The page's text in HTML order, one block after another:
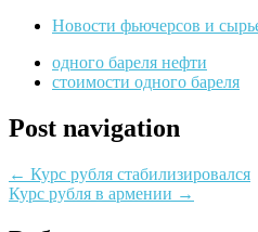
Новости фьючерсов и
одного бареля нефти
стоимости одного бареля
Post navigation
← Курс рубля стабилизировался
Курс рубля в армении →